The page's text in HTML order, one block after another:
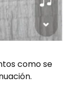
como se